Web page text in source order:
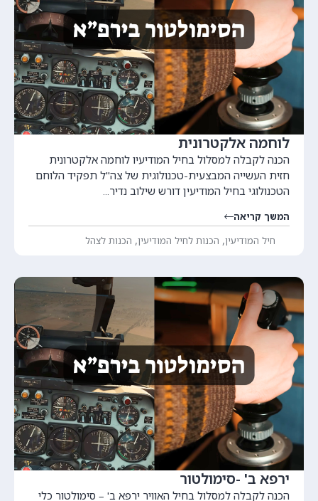
לוחמה אלקטרונית
הכנה לקבלה למסלול בחיל המודיעיו לוחמה אלקטרונית
חזית העשייה המבצעית-טכנולוגית של צה"ל תפקיד הלוחם
הטכנולוגי בחיל המודיעין דורש שילוב נדיר...
המשך קריאה
חיל המודיעין, הכנות לחיל המודיעין, הכנות לצהל
ירפא ב' -סימולטור
הכנה לקבלה למסלול בחיל האוויר ירפא ב' – סימולטור​ כלי